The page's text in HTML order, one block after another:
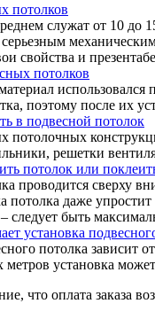
потолков
служат от 10 до
свойства и
потолков
поэтому после их
в подвесной потолок
решетки
потолок или
проводится сверху
потолка даже
быть
установка
потолка зависит
метров установка
что оплата заказа